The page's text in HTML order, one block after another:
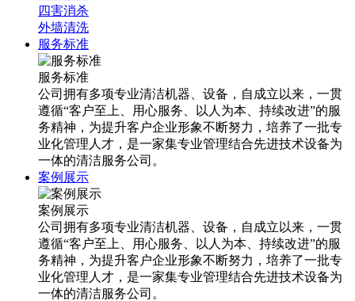
四害消杀
外墙清洗
服务标准
服务标准
公司拥有多项专业清洁机器、设备，自成立以来，一贯
遵循“客户至上、用心服务、以人为本、持续改进”的服
务精神，为提升客户企业形象不断努力，培养了一批专
业化管理人才，是一家集专业管理结合先进技术设备为
一体的清洁服务公司。
案例展示
案例展示
公司拥有多项专业清洁机器、设备，自成立以来，一贯
遵循“客户至上、用心服务、以人为本、持续改进”的服
务精神，为提升客户企业形象不断努力，培养了一批专
业化管理人才，是一家集专业管理结合先进技术设备为
一体的清洁服务公司。